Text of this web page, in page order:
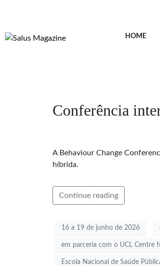
HOME
Conferência
A Behaviour Change
híbrida.
Continue reading
16 a 19 de junho de 2026
em parceria com o UCL Centre
Escola Nacional de Saúde